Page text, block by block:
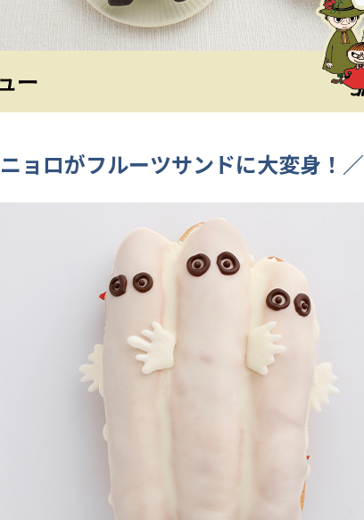
ョロがフルーツサンドに大変身！／